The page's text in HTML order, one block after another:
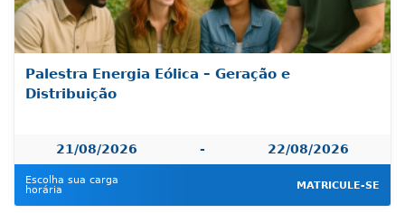
Palestra Energia Eólica – Geração e
Distribuição
21/08/2026 - 22/08/2026
Escolha sua carga
horária
MATRICULE-SE